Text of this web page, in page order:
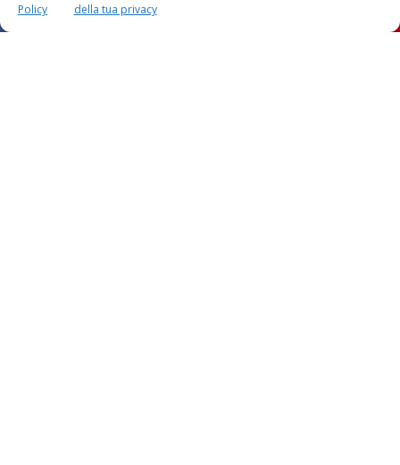
Policy
della tua privacy